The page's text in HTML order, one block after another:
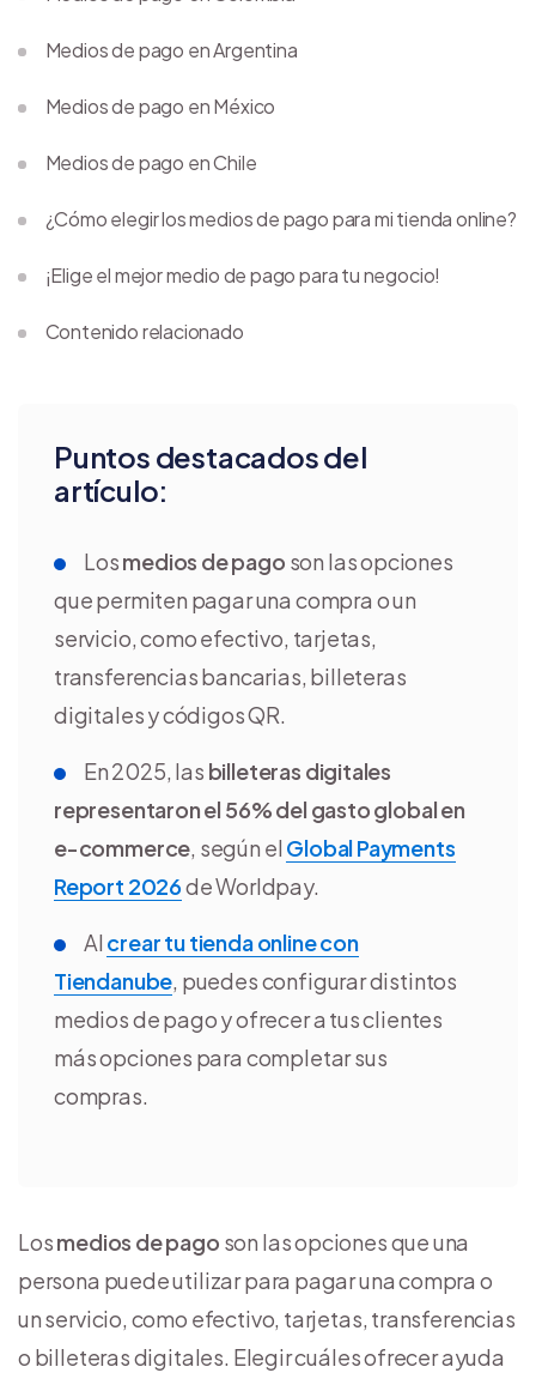
Puntos destacados del
artículo:
Losmedios de pago son las opciones
que permiten pagar una compra o un
servicio, como efectivo, tarjetas,
transferencias bancarias, billeteras
digitales y códigos QR.
En 2025, las billeteras digitales
representaron el 56% del gasto global en
e-commerce, según el Global Payments
Report 2026de Worldpay.
Al crear tu tienda online con
Tiendanube, puedes configurar distintos
medios de pago y ofrecer a tus clientes
más opciones para completar sus
compras.
Losmedios de pago son las opciones que una
persona puede utilizar para pagar una compra o
un servicio, como efectivo, tarjetas, transferencias
o billeteras digitales. Elegir cuáles ofrecer ayuda
Medios de pago en Argentina
Medios de pago en México
Medios de pago en Chile
¿Cómo elegir los medios de pago para mi tienda online?
¡Elige el mejor medio de pago para tu negocio!
Contenido relacionado